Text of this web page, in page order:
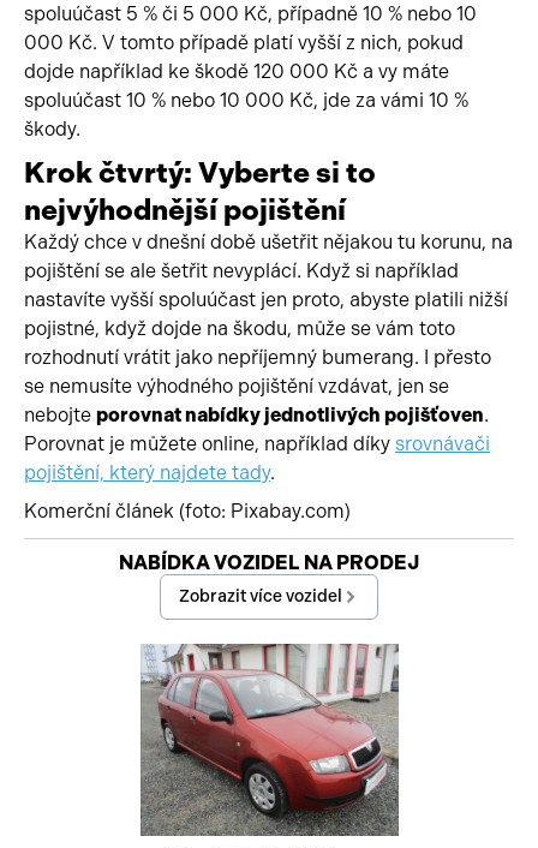
spoluúčast 5 % či 5 000 Kč, případně 10 % nebo 10
000 Kč. V tomto případě platí vyšší z nich, pokud
dojde například ke škodě 120 000 Kč a vy máte
spoluúčast 10 % nebo 10 000 Kč, jde za vámi 10 %
škody.
Krok čtvrtý: Vyberte si to
nejvýhodnější pojištění
Každý chce v dnešní době ušetřit nějakou tu korunu, na
pojištění se ale šetřit nevyplácí. Když si například
nastavíte vyšší spoluúčast jen proto, abyste platili nižší
pojistné, když dojde na škodu, může se vám toto
rozhodnutí vrátit jako nepříjemný bumerang. I přesto
se nemusíte výhodného pojištění vzdávat, jen se
nebojte porovnat nabídky jednotlivých pojišťoven.
Porovnat je můžete online, například díky srovnávači
pojištění, který najdete tady.
Komerční článek (foto: Pixabay.com)
Začátek reklamy
NABÍDKA VOZIDEL NA PRODEJ
Zobrazit více vozidel